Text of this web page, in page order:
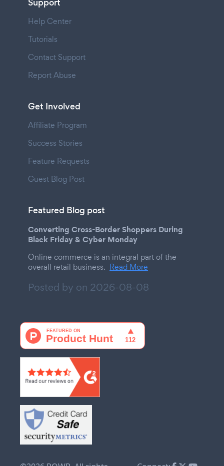
Support
Help Center
Tutorials
Contact Support
Report Abuse
Get Involved
Affiliate Program
Success Stories
Feature Requests
Guest Blog Post
Featured Blog post
Converting Cross-Border Shoppers During
Black Friday & Cyber Monday
Online commerce is an integral part of the
overall retail business. Read More
Posted by on 2026-08-08